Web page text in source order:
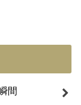
間